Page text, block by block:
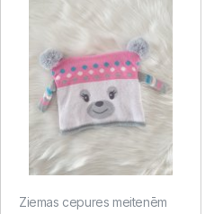
Ziemas cepures meitenēm